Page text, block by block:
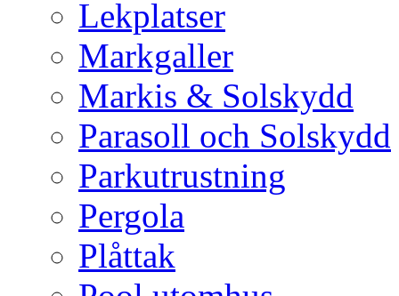
Lekplatser
Markgaller
Markis & Solskydd
Parasoll och Solskydd
Parkutrustning
Pergola
Plåttak